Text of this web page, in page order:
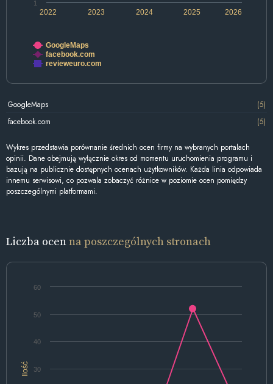
2022 2024 2026
2023 2025
1
GoogleMaps
facebook.com
revieweuro.com
GoogleMaps
(5)
facebook.com
(5)
Wykres przedstawia porównanie średnich ocen firmy na wybranych portalach
opinii. Dane obejmują wyłącznie okres od momentu uruchomienia programu i
bazują na publicznie dostępnych ocenach użytkowników. Każda linia odpowiada
innemu serwisowi, co pozwala zobaczyć różnice w poziomie ocen pomiędzy
poszczególnymi platformami.
Liczba ocenna poszczególnych stronach
Ilość 30
40
50
60